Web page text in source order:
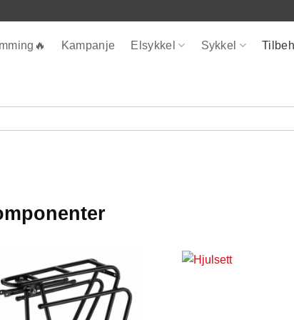
Kampanje Elsykkel Sykkel